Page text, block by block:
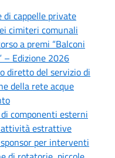
di cappelle private
cimiteri comunali
a premi “Balconi
– Edizione 2026
diretto del servizio di
della rete acque
componenti esterni
attività estrattive
per interventi